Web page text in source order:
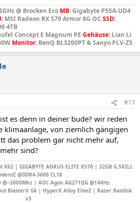
@ Brocken Eco MB:Gigabyte P55A-UD4
MSI Radeon RX 570 Armor 8G OC SSD:
4TB
Concept E Magnum PE Gehäuse: Lian Li
Monitor: BenQ BL3200PT & Sanyo PLV-Z5
#17
es denn in deiner bude? wir reden
klimaanlage, von ziemlich gängigen
das problem gar nicht mehr auf,
sind?
X62 | GIGABYTE AORUS ELITE X570| 32GB G.SKILL
@DDR4-3600 CL18
@~2000Mhz | AOC Agon AG271QG @144Hz
BlasterX G6 | HyperX Alloy Elite2 | Razer Basilisk
v3